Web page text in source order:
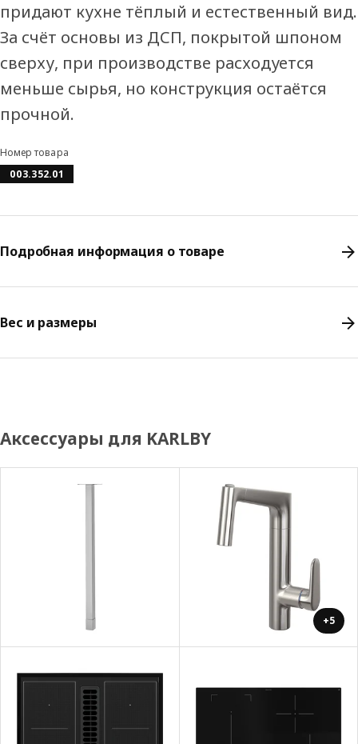
придают кухне тёплый и естественный вид.
За счёт основы из ДСП, покрытой шпоном
сверху, при производстве расходуется
меньше сырья, но конструкция остаётся
прочной.
Номер товара
003.352.01
Подробная информация о товаре
Вес и размеры
Аксессуары для KARLBY
+5